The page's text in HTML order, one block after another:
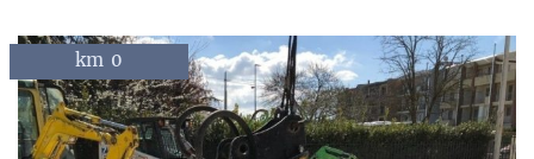
NOLEGGIO LUNGO
TERMINE
RICAMBI
km 0 martelli km 0